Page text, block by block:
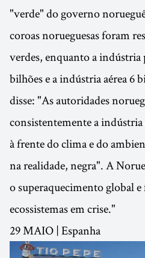
"verde" do governo
coroas norueguesas foram
verdes, enquanto a indústria
bilhões e a indústria aérea 6
disse: "As autoridades
consistentemente a
à frente do clima e do
na realidade, negra". A
o superaquecimento global e
ecossistemas em crise."
29 MAIO | Espanha